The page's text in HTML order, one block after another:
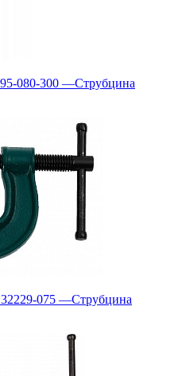
080-300 —Струбцина
075 —Струбцина